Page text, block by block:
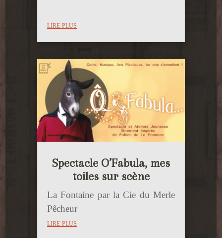
lire plus
Spectacle O’Fabula, mes
toiles sur scène
La Fontaine par la Cie du Merle
Pêcheur
lire plus